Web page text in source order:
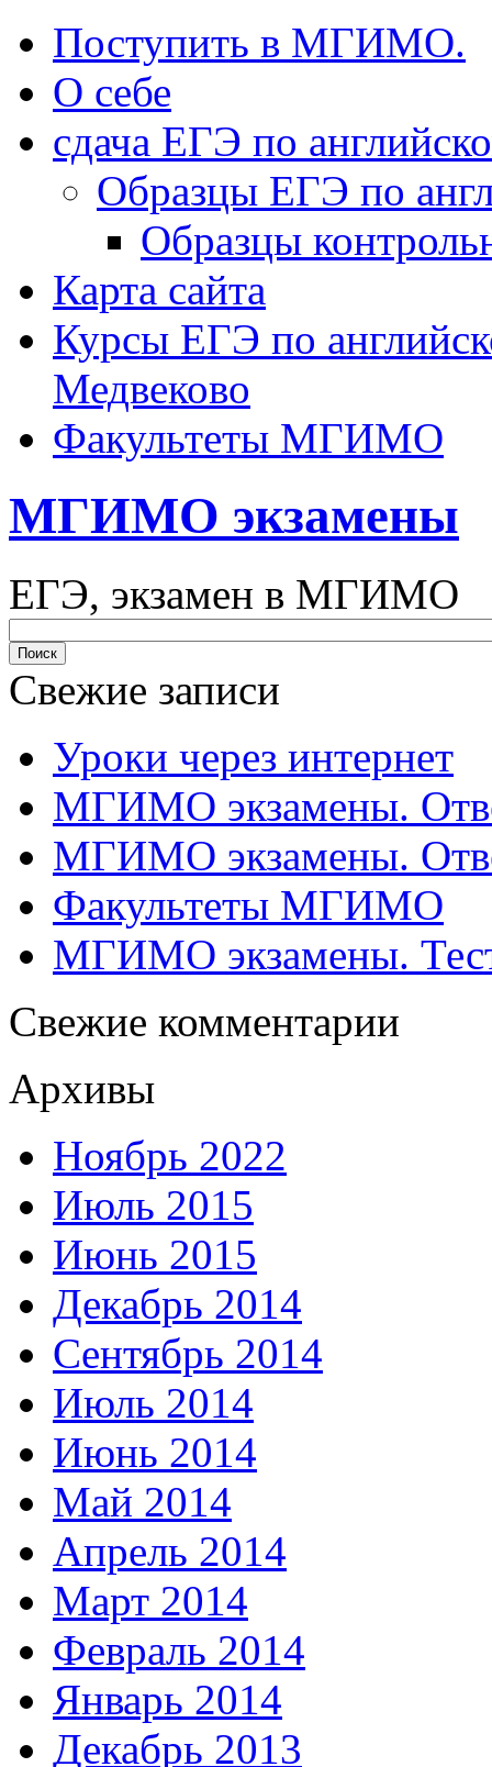
Поступить в МГИМО.
О себе
сдача ЕГЭ по
Образцы ЕГЭ по
Образцы
Карта сайта
Курсы ЕГЭ по
Медвеково
Факультеты МГИМО
МГИМО экзамены
ЕГЭ, экзамен в МГИМО
Свежие записи
Уроки через интернет
МГИМО экзамены.
МГИМО экзамены.
Факультеты МГИМО
МГИМО экзамены.
Свежие комментарии
Архивы
Ноябрь 2022
Июль 2015
Июнь 2015
Декабрь 2014
Сентябрь 2014
Июль 2014
Июнь 2014
Май 2014
Апрель 2014
Март 2014
Февраль 2014
Январь 2014
Декабрь 2013